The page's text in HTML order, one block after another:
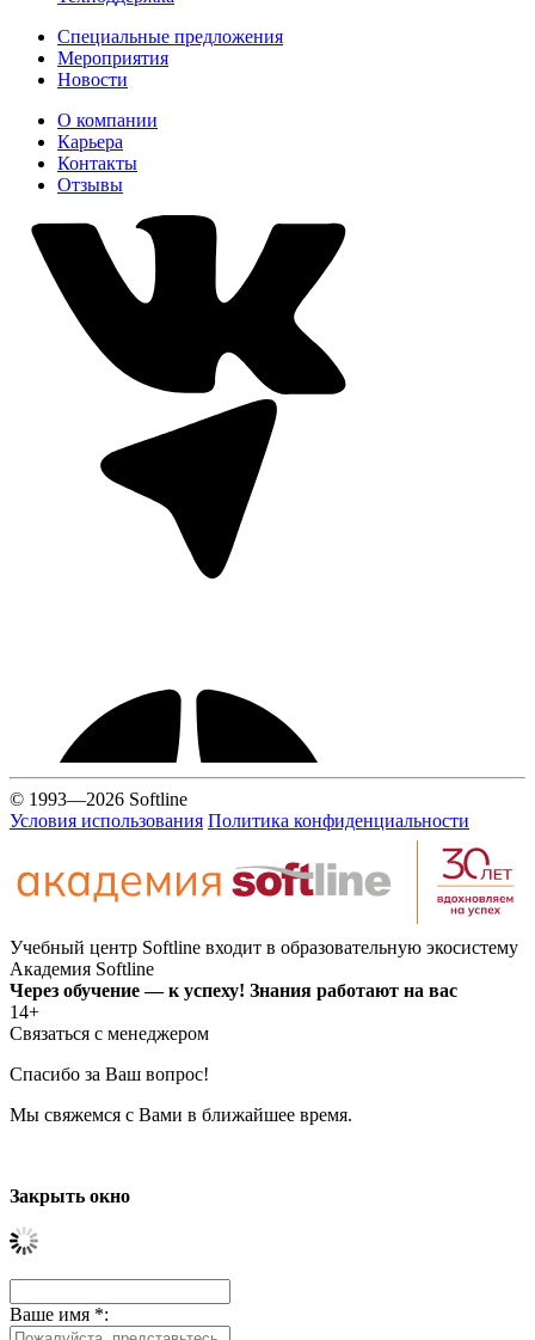
Специальные предложения
Мероприятия
Новости
О компании
Карьера
Контакты
Отзывы
© 1993—2026 Softline
Условия использования Политика конфиденциальности
Учебный центр Softline входит в образовательную экосистему
Академия Softline
Через обучение — к успеху! Знания работают на вас
14+
Связаться с менеджером
Спасибо за Ваш вопрос!
Мы свяжемся с Вами в ближайшее время.
Закрыть окно
Ваше имя *: